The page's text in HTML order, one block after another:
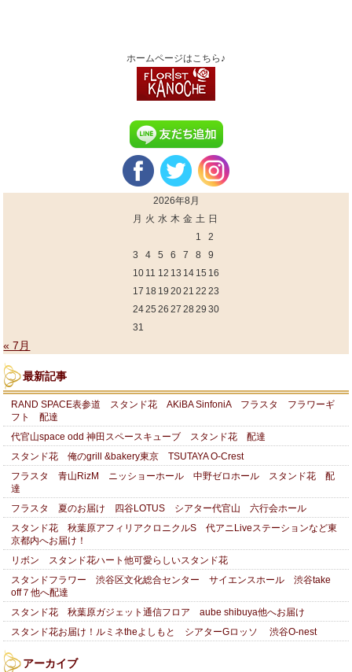
ホームページはこちら♪
2026年8月
月 火 水 木 金 土 日
1
2
3
4 5 6 7 8
9
10 11 12 13 14 15 16
17 18 19 2021 22 23
2425 26 27 28 29 30
31
« 7月
最新記事
RAND SPACE表参道 スタンド花 AKiBA SinfoniA フラスタ フラワーギ
フト 配達
代官山space odd 神田スペースキューブ スタンド花 配達
スタンド花 俺のgrill &bakery東京 TSUTAYA O-Crest
フラスタ 青山RizM ニッショーホール 中野ゼロホール スタンド花 配
達
フラスタ 夏のお届け 四谷LOTUS シアター代官山 六行会ホール
スタンド花 秋葉原アフィリアクロニクルS 代アニLiveステーションなど東
京都内へお届け！
リボン スタンド花ハート他可愛らしいスタンド花
スタンドフラワー 渋谷区文化総合センター サイエンスホール 渋谷take
off７他へ配達
スタンド花 秋葉原ガジェット通信フロア aube shibuya他へお届け
スタンド花お届け！ルミネtheよしもと シアターGロッソ 渋谷O-nest
アーカイブ